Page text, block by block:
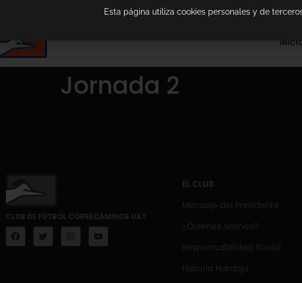
Jornada 2
CLUB DE FÚTBOL CORRECAMINOS UAT
EL CLUB
Mensaje del Presidente
¿Quiénes somos?
Responsabilidad Social
Historia Naranja
Esta página utiliza cookies personales y de